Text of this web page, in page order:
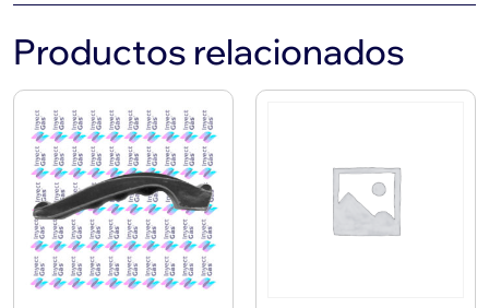
Productos relacionados